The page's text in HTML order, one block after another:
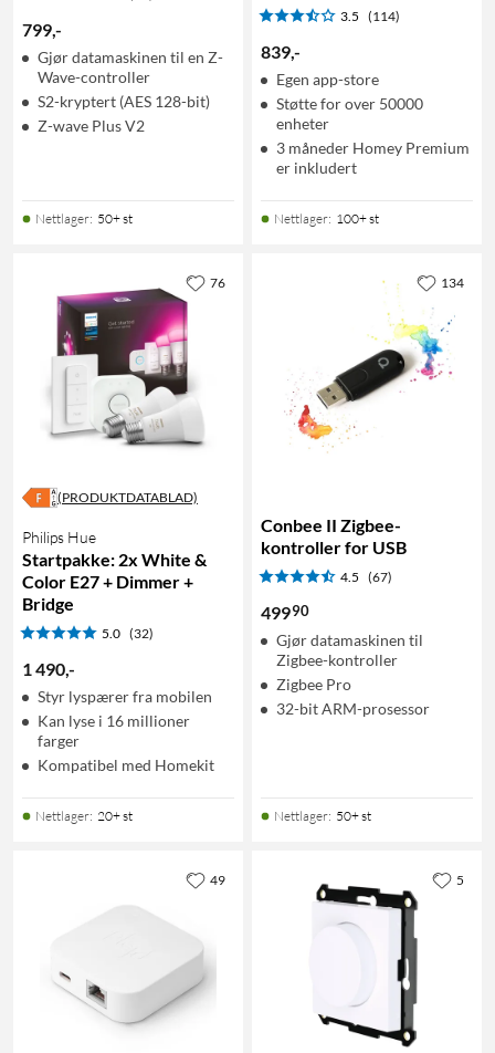
799,-
Gjør datamaskinen til en Z-
Wave-controller
S2-kryptert (AES 128-bit)
Z-wave Plus V2
Nettlager: 50+ st
3.5 (114)
839,-
Egen app-store
Støtte for over 50000
enheter
3 måneder Homey Premium
er inkludert
Nettlager: 100+ st
(PRODUKTDATABLAD)
Philips Hue
Startpakke: 2x White &
Color E27 + Dimmer +
Bridge
5.0 (32)
1 490,-
Styr lyspærer fra mobilen
Kan lyse i 16 millioner
farger
Kompatibel med Homekit
Nettlager: 20+ st
76
Conbee II Zigbee-
kontroller for USB
4.5 (67)
49990
Gjør datamaskinen til
Zigbee-kontroller
Zigbee Pro
32-bit ARM-prosessor
Nettlager: 50+ st
134
49 5